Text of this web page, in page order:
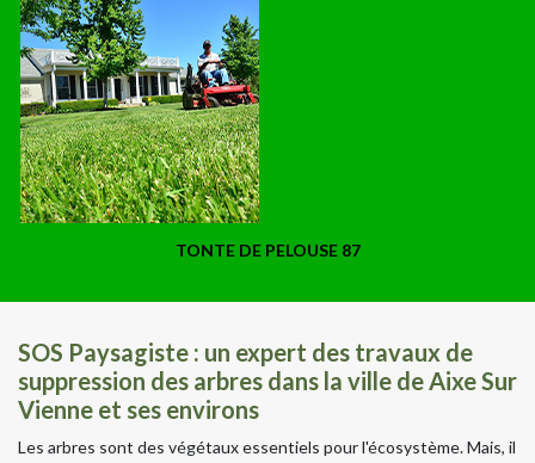
TONTE DE PELOUSE 87
SOS Paysagiste : un expert des travaux de
suppression des arbres dans la ville de Aixe Sur
Vienne et ses environs
Les arbres sont des végétaux essentiels pour l'écosystème. Mais, il